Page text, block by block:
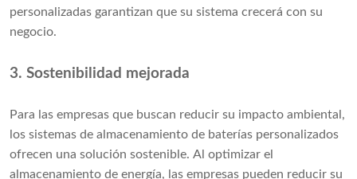
personalizadas garantizan que su sistema crecerá con su
negocio.
3. Sostenibilidad mejorada
Para las empresas que buscan reducir su impacto ambiental,
los sistemas de almacenamiento de baterías personalizados
ofrecen una solución sostenible. Al optimizar el
almacenamiento de energía, las empresas pueden reducir su